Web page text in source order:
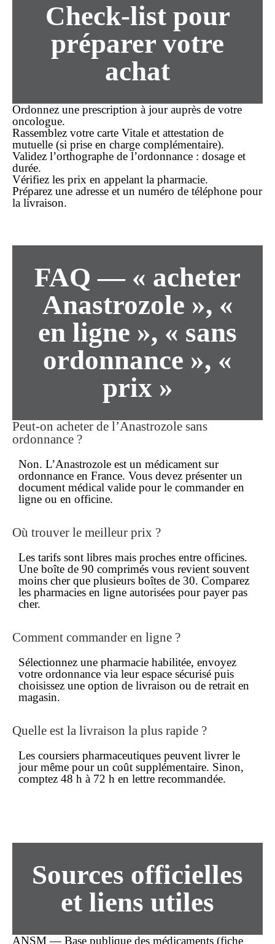
Check-list pour
préparer votre
achat
Ordonnez une prescription à jour auprès de votre
oncologue.
Rassemblez votre carte Vitale et attestation de
mutuelle (si prise en charge complémentaire).
Validez l’orthographe de l’ordonnance : dosage et
durée.
Vérifiez les prix en appelant la pharmacie.
Préparez une adresse et un numéro de téléphone pour
la livraison.
FAQ — « acheter
Anastrozole », «
en ligne », « sans
ordonnance », «
prix »
Peut-on acheter de l’Anastrozole sans
ordonnance ?
Non. L’Anastrozole est un médicament sur
ordonnance en France. Vous devez présenter un
document médical valide pour le commanderen
ligne ou en officine.
Où trouver le meilleur prix ?
Les tarifs sont libres mais proches entre officines.
Une boîte de 90 comprimés vous revient souvent
moins cherque plusieurs boîtes de 30. Comparez
les pharmacies en ligne autorisées pour payerpas
cher.
Comment commander en ligne ?
Sélectionnez une pharmacie habilitée, envoyez
votre ordonnance via leur espace sécurisé puis
choisissez une option de livraison ou de retrait en
magasin.
Quelle est la livraison la plus rapide ?
Les coursiers pharmaceutiques peuvent livrer le
jour même pour un coût supplémentaire. Sinon,
comptez 48 h à 72 h en lettre recommandée.
Sources officielles
et liens utiles
ANSM — Base publique des médicaments (fiche